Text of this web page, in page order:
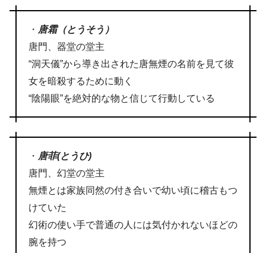
・ 唐霜（とうそう）
唐門、器堂の堂主
“洞天儀”から導き出された唐無煙の名前を見て彼
女を暗殺するために動く
“陰陽眼”を絶対的な物と信じて行動している
・ 唐菲(とうひ)
唐門、幻堂の堂主
無煙とは家族同然の付き合いで幼い頃に稽古もつ
けていた
幻術の使い手で普通の人には気付かれないほどの
腕を持つ